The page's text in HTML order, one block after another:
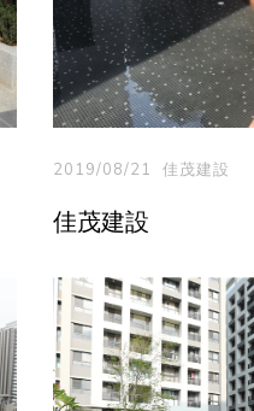
2019/08/21 佳茂建設
佳茂建設